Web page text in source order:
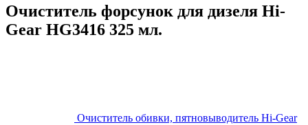
Очиститель форсунок для дизеля Hi-
Gear HG3416 325 мл.
Очиститель обивки, пятновыводитель Hi-Gear